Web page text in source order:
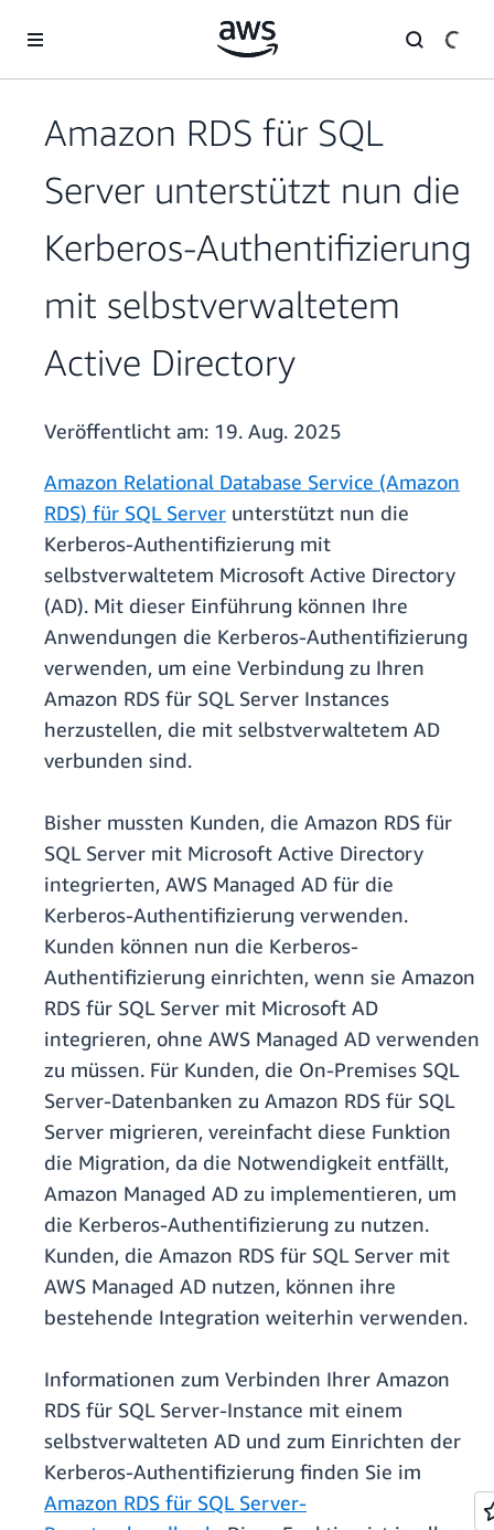
Überspringen zum Hauptinhalt
Amazon RDS für SQL
Server unterstützt nun die
Kerberos-Authentifizierung
mit selbstverwaltetem
Active Directory
Veröffentlicht am: 19. Aug. 2025
Amazon Relational Database Service (Amazon
RDS) für SQL Server unterstützt nun die
Kerberos-Authentifizierung mit
selbstverwaltetem Microsoft Active Directory
(AD). Mit dieser Einführung können Ihre
Anwendungen die Kerberos-Authentifizierung
verwenden, um eine Verbindung zu Ihren
Amazon RDS für SQL Server Instances
herzustellen, die mit selbstverwaltetem AD
verbunden sind.
Bisher mussten Kunden, die Amazon RDS für
SQL Server mit Microsoft Active Directory
integrierten, AWS Managed AD für die
Kerberos-Authentifizierung verwenden.
Kunden können nun die Kerberos-
Authentifizierung einrichten, wenn sie Amazon
RDS für SQL Server mit Microsoft AD
integrieren, ohne AWS Managed AD verwenden
zu müssen. Für Kunden, die On-Premises SQL
Server-Datenbanken zu Amazon RDS für SQL
Server migrieren, vereinfacht diese Funktion
die Migration, da die Notwendigkeit entfällt,
Amazon Managed AD zu implementieren, um
die Kerberos-Authentifizierung zu nutzen.
Kunden, die Amazon RDS für SQL Server mit
AWS Managed AD nutzen, können ihre
bestehende Integration weiterhin verwenden.
Informationen zum Verbinden Ihrer Amazon
RDS für SQL Server-Instance mit einem
selbstverwalteten AD und zum Einrichten der
Kerberos-Authentifizierung finden Sie im
Amazon RDS für SQL Server-